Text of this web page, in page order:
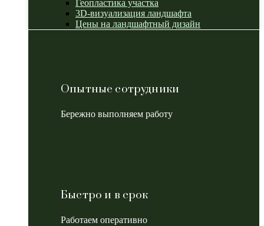
Геопластика участка
3D-визуализация ландшафта
Цены на ландшафтный дизайн
Опытные сотрудники
Бережно выполняем работу
Быстро и в срок
Работаем оперативно